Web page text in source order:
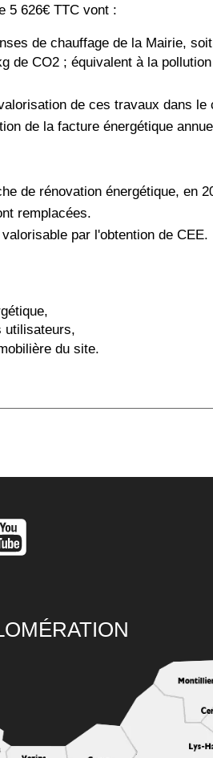
5 626€ TTC vont :
de chauffage de la Mairie,
de CO2 ; équivalent à la
de ces travaux dans
de la facture énergétique
de rénovation énergétique, en
remplacées.
par l'obtention de CEE.
utilisateurs,
du site.